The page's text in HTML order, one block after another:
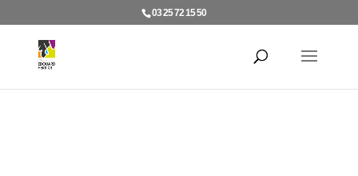
03 25 72 15 50